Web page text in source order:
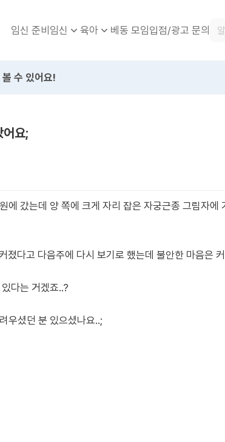
임신 준비임신 육아 베동 모임입점/광고 문의
수 있어요!
어요;
에 갔는데 양 쪽에 크게 자리 잡은 자궁근종 그림자
다고 다음주에 다시 보기로 했는데 불안한 마음은
다는 거겠죠..?
우셨던 분 있으셨나요..;